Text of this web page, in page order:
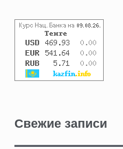
Свежие записи